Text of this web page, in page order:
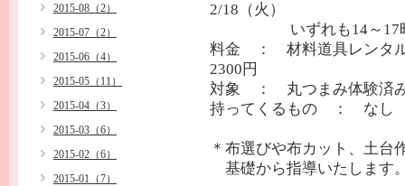
2/18（火）
いずれも14～17
料金 ： 材料道具レン
2300円
対象 ： 丸つまみ体験済
持ってくるもの ： なし
＊布選びや布カット、土台
基礎から指導いたします
2015-08（2）
2015-07（2）
2015-06（4）
2015-05（11）
2015-04（3）
2015-03（6）
2015-02（6）
2015-01（7）